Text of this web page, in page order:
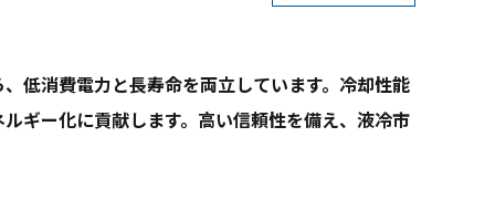
低消費電力と長寿命を両立しています。冷却性能
ギー化に貢献します。高い信頼性を備え、液冷市